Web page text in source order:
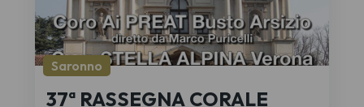
Saronno
37ª RASSEGNA CORALE